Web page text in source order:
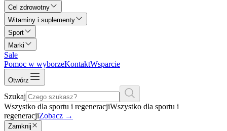
Cel zdrowotny
Witaminy i suplementy
Sport
Marki
Sale
Pomoc w wyborzeKontaktWsparcie
Otwórz
Szukaj
Wszystko dla sportu i regeneracjiWszystko dla sportu i
regeneracjiZobacz →
Zamknij